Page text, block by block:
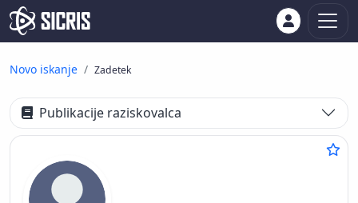
Novo iskanje Zadetek
Publikacije raziskovalca